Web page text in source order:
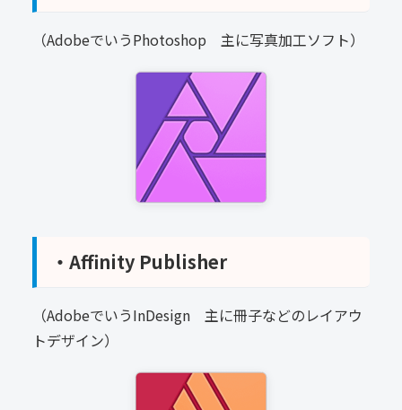
（AdobeでいうPhotoshop 主に写真加工ソフト）
・Affinity Publisher
（AdobeでいうInDesign 主に冊子などのレイアウ
トデザイン）